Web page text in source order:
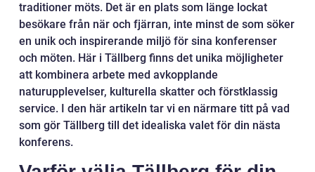
traditioner möts. Det är en plats som länge lockat
besökare från när och fjärran, inte minst de som söker
en unik och inspirerande miljö för sina konferenser
och möten. Här i Tällberg finns det unika möjligheter
att kombinera arbete med avkopplande
naturupplevelser, kulturella skatter och förstklassig
service. I den här artikeln tar vi en närmare titt på vad
som gör Tällberg till det idealiska valet för din nästa
konferens.